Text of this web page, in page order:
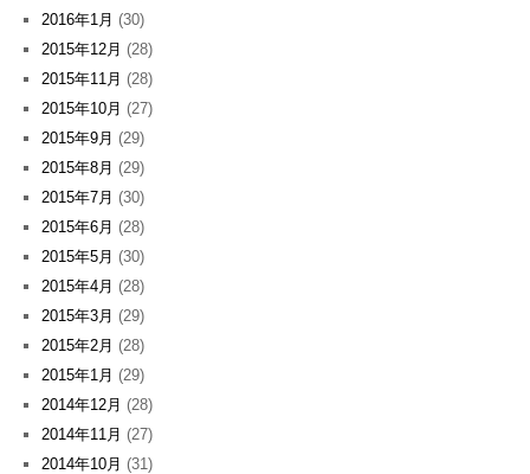
2016年1月 (30)
2015年12月 (28)
2015年11月 (28)
2015年10月 (27)
2015年9月 (29)
2015年8月 (29)
2015年7月 (30)
2015年6月 (28)
2015年5月 (30)
2015年4月 (28)
2015年3月 (29)
2015年2月 (28)
2015年1月 (29)
2014年12月 (28)
2014年11月 (27)
2014年10月 (31)